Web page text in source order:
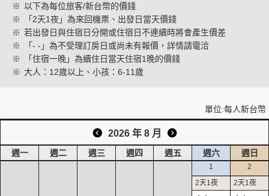
※ 以下為每位旅客/新台幣的價錢
※
「2天1夜」為來回機票、出發日當天價錢
※ 若出發日與住宿日分開或住宿日不連續時將會產生價差
※
「- -」為不受理訂房日或尚未有報價，詳情請電洽
※
「住宿一晚」為續住日當天住宿1晚的價錢
※ 大人：12歲以上、小孩：6-11歲
單位:每人新台幣
2026 年 8 月
週一 週二 週三 週四 週五 週六 週日
1 2